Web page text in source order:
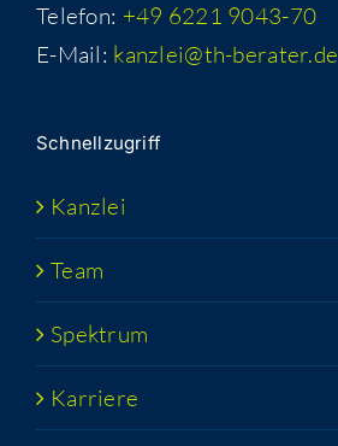
Telefon: +49 6221 9043-70
E-Mail: kanzlei@th-berater.de
Schnell­zu­griff
Kanz­lei
Team
Spek­trum
Kar­rie­re